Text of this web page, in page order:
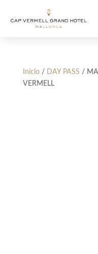
Inicio/ DAY PASS /
VERMELL